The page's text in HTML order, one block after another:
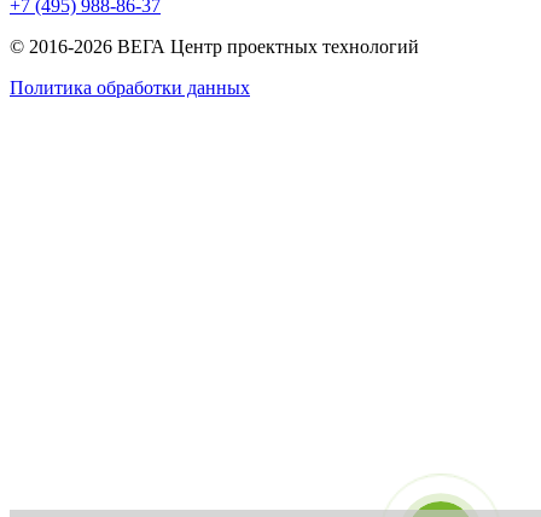
+7 (495) 988-86-37
© 2016-2026 ВЕГА Центр проектных технологий
Политика обработки данных